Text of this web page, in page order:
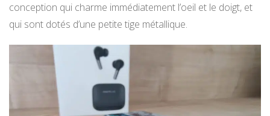
conception qui charme immédiatement l’oeil et le doigt, et
qui sont dotés d’une petite tige métallique.